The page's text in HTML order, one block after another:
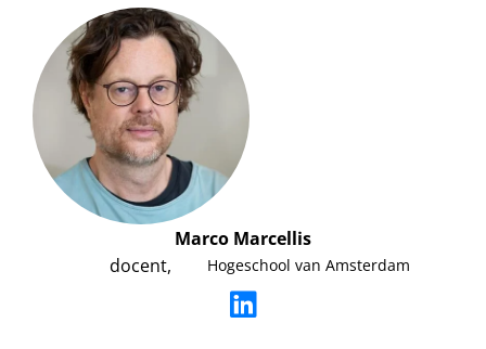
Marco Marcellis
docent,
Hogeschool van Amsterdam